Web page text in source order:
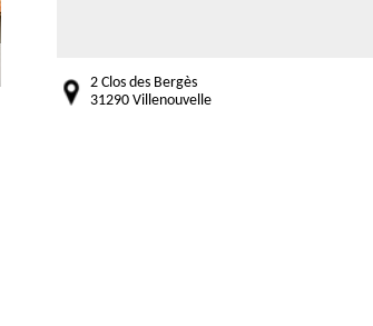
2 Clos des Bergès
31290 Villenouvelle